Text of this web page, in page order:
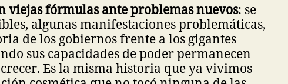
viejas fórmulas ante problemas nuevos: se
algunas manifestaciones problemáticas,
de los gobiernos frente a los gigantes
sus capacidades de poder permanecen
Es la misma historia que ya vivimos